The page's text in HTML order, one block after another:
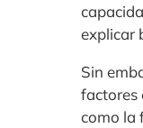
explicar
Sin
factores
como la